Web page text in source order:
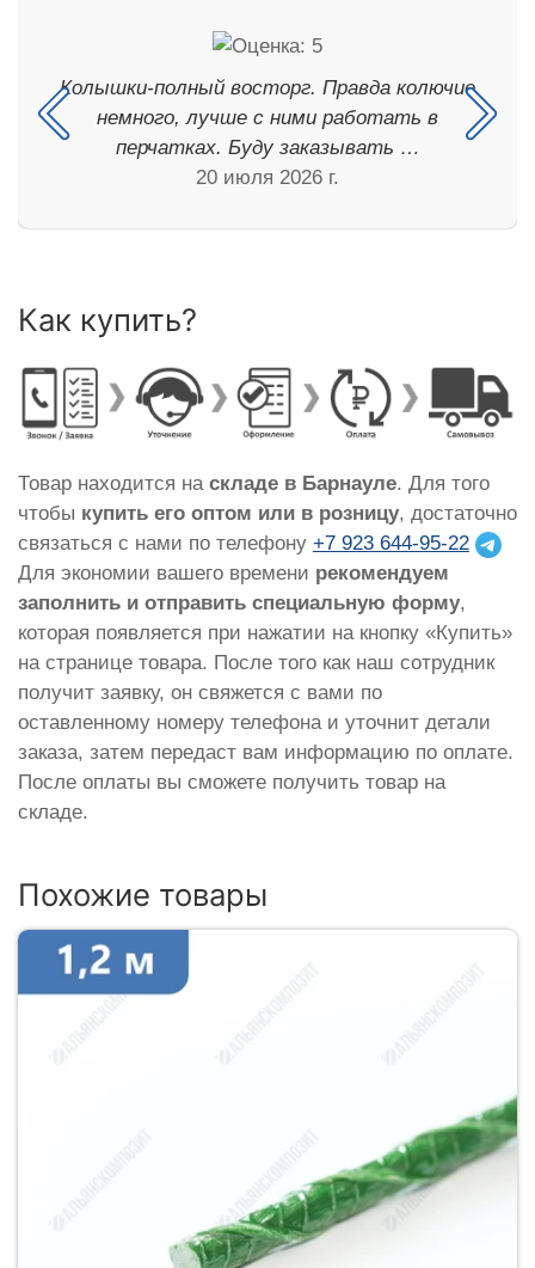
Колышки-полный восторг. Правда колючие
немного, лучше с ними работать в
перчатках. Буду заказывать …
20 июля 2026 г.
Как купить?
Товар находится на складе в Барнауле. Для того
чтобы купить его оптом или в розницу, достаточно
связаться с нами по телефону +7 923 644-95-22
Для экономии вашего времени рекомендуем
заполнить и отправить специальную форму,
которая появляется при нажатии на кнопку «Купить»
на странице товара. После того как наш сотрудник
получит заявку, он свяжется с вами по
оставленному номеру телефона и уточнит детали
заказа, затем передаст вам информацию по оплате.
После оплаты вы сможете получить товар на
складе.
Похожие товары